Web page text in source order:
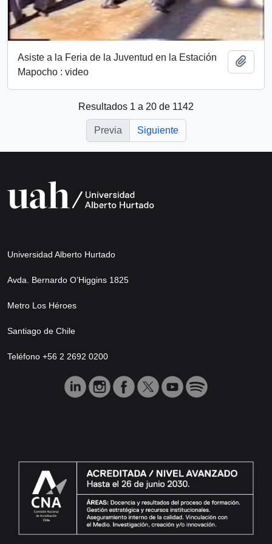
Asiste a la Feria de la Juventud en la Estación
Mapocho : video
Resultados 1 a 20 de 1142
Previa Siguiente
Universidad Alberto Hurtado
Avda. Bernardo O’Higgins 1825
Metro Los Héroes
Santiago de Chile
Teléfono +56 2 2692 0200